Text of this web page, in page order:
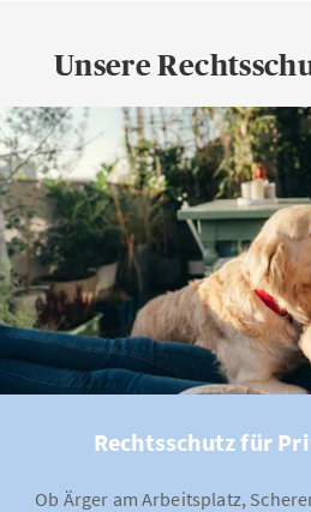
Unsere
Rechtsschutz für
Ob Ärger am Arbeitsplatz,